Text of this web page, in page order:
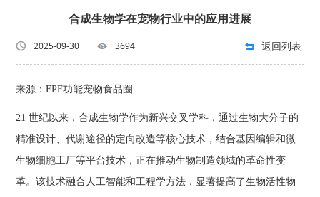
合成生物学在宠物行业中的应用进展
2025-09-30 3694 返回列表
来源：FPF功能宠物食品圈
21 世纪以来，合成生物学作为新兴交叉学科，通过生物大分子的
精准设计、代谢途径的定向改造等核心技术，结合基因编辑和微
生物细胞工厂等平台技术，正在推动生物制造领域的革命性变
革。该技术融合人工智能和工程学方法，显著提高了生物活性物